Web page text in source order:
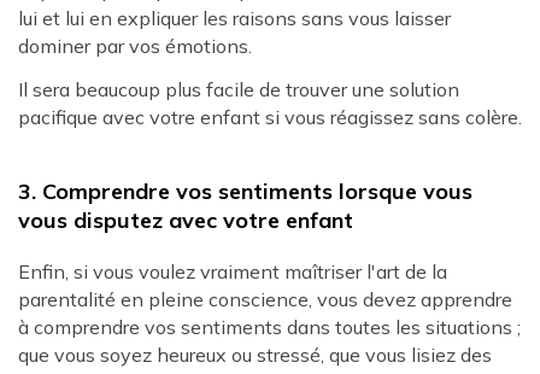
lui et lui en expliquer les raisons sans vous laisser
dominer par vos émotions.
Il sera beaucoup plus facile de trouver une solution
pacifique avec votre enfant si vous réagissez sans colère.
3. Comprendre vos sentiments lorsque vous
vous disputez avec votre enfant
Enfin, si vous voulez vraiment maîtriser l'art de la
parentalité en pleine conscience, vous devez apprendre
à comprendre vos sentiments dans toutes les situations ;
que vous soyez heureux ou stressé, que vous lisiez des